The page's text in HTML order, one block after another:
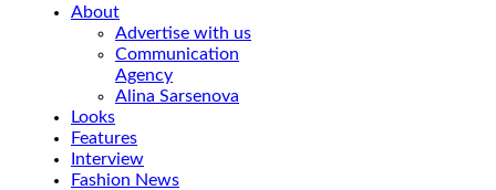
About
Advertise with us
Communication
Agency
Alina Sarsenova
Looks
Features
Interview
Fashion News